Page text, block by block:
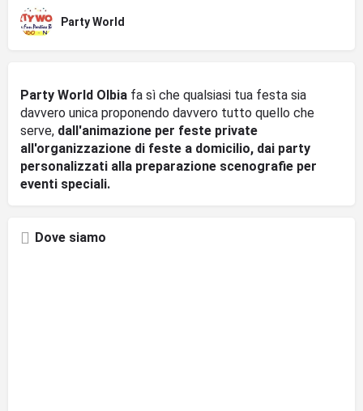
Party World
Party World Olbia fa sì che qualsiasi tua festa sia
davvero unica proponendo davvero tutto quello che
serve, dall'animazione per feste private
all'organizzazione di feste a domicilio, dai party
personalizzati alla preparazione scenografie per
eventi speciali.
Dove siamo